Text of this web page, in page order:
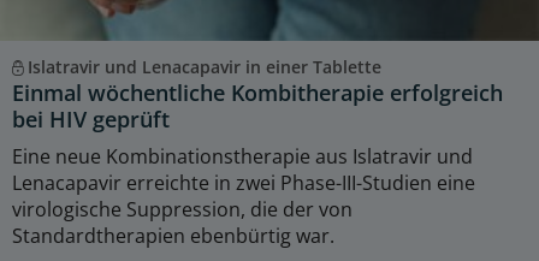
Islatravir und Lenacapavir in einer Tablette
Einmal wöchentliche Kombitherapie erfolgreich
bei HIV geprüft
Eine neue Kombinationstherapie aus Islatravir und
Lenacapavir erreichte in zwei Phase-III-Studien eine
virologische Suppression, die der von
Standardtherapien ebenbürtig war.